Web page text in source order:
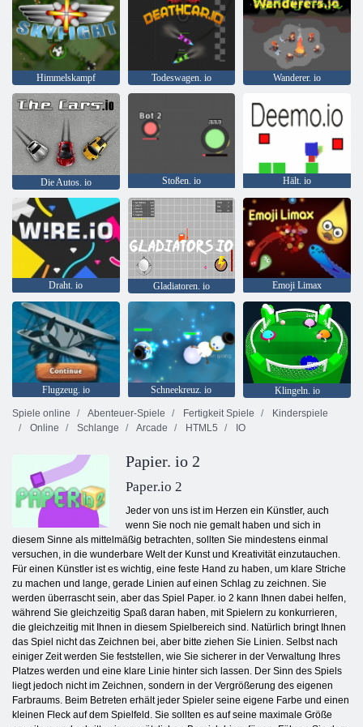
Himmelskampf Todeswagen. io Wanderer. io
Die Autos. io Stoßen. io Hält. io
Draht. io Gladiatoren. io Emoji Limax
Flugzeug. io Schneekreuz. io
Klingeln. io
Spiele online
Abenteuer-Spiele Fertigkeit Spiele
Kinderspiele
Online
Schlange Arcade HTML5 IO
Papier. io 2
Paper.io 2
Jeder von uns ist im Herzen ein Künstler, auch
wenn Sie noch nie gemalt haben und sich in
diesem Sinne als mittelmäßig betrachten, sollten Sie mindestens einmal
versuchen, in die wunderbare Welt der Kunst und Kreativität einzutauchen.
Für einen Künstler ist es wichtig, eine feste Hand zu haben, um klare Striche
zu machen und lange, gerade Linien auf einen Schlag zu zeichnen. Sie
werden überrascht sein, aber das Spiel Paper. io 2 kann Ihnen dabei helfen,
während Sie gleichzeitig Spaß daran haben, mit Spielern zu konkurrieren,
die gleichzeitig mit Ihnen in diesem Spielbereich sind. Natürlich bringt Ihnen
das Spiel nicht das Zeichnen bei, aber bitte ziehen Sie Linien. Selbst nach
einiger Zeit werden Sie feststellen, wie Sie sicherer in der Verwaltung Ihres
Platzes werden und eine klare Linie hinter sich lassen. Der Sinn des Spiels
liegt jedoch nicht im Zeichnen, sondern in der Vergrößerung des eigenen
Farbraums. Beim Betreten erhält jeder Spieler seine eigene Farbe und einen
kleinen Fleck auf dem Spielfeld. Sie sollten es auf seine maximale Größe